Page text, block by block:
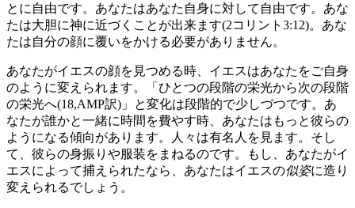
とに自由です。あなたはあなた自身に対して自由です。あな
たは大胆に神に近づくことが出来ます(2コリント3:12)。あな
たは自分の顔に覆いをかける必要がありません。
あなたがイエスの顔を見つめる時、イエスはあなたをご自身
のように変えられます。「ひとつの段階の栄光から次の段階
の栄光へ(18,AMP訳)」と変化は段階的で少しづつです。あ
なたが誰かと一緒に時間を費やす時、あなたはもっと彼らの
ようになる傾向があります。人々は有名人を見ます。そし
て、彼らの身振りや服装をまねるのです。もし、あなたがイ
エスによって捕えられたなら、あなたはイエスの似姿に造り
変えられるでしょう。